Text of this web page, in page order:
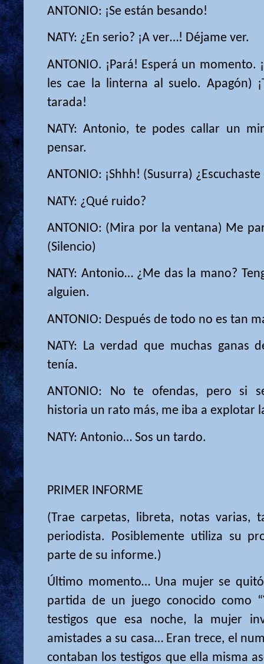
ANTONIO: ¡Se están besando!
NATY: ¿En serio? ¡A ver…! Déjame ver.
ANTONIO. ¡Pará! Esperá un momento.
les cae la linterna al suelo. Apagón)
tarada!
NATY: Antonio, te podes callar un
pensar.
ANTONIO: ¡Shhh! (Susurra)
NATY: ¿Qué ruido?
ANTONIO: (Mira por la ventana) Me
(Silencio)
NATY: Antonio… ¿Me das la mano?
alguien.
ANTONIO: Después de todo no es tan
NATY: La verdad que muchas ganas
tenía.
ANTONIO: No te ofendas, pero si
historia un rato más, me iba a explotar
NATY: Antonio… Sos un tardo.
PRIMER INFORME
(Trae carpetas, libreta, notas varias,
periodista. Posiblemente utiliza su
parte de su informe.)
Último momento… Una mujer se
partida de un juego conocido como
testigos que esa noche, la mujer
amistades a su casa… Eran trece, el
contaban los testigos que ella misma